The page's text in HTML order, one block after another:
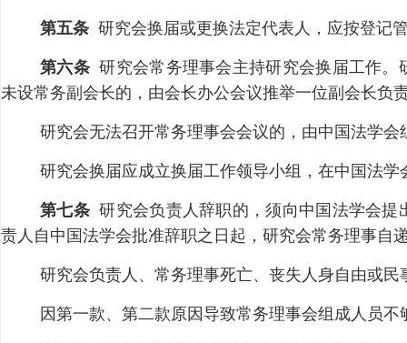
第五条 研究会换届或更换法定代表人，应按登记
第六条研究会常务理事会主持研究会换届工作。
未设常务副会长的，由会长办公会议推举一位副会长负
研究会无法召开常务理事会会议的，由中国法学会
研究会换届应成立换届工作领导小组，在中国法学
第七条研究会负责人辞职的，须向中国法学会提
责人自中国法学会批准辞职之日起，研究会常务理事自
研究会负责人、常务理事死亡、丧失人身自由或
因第一款、第二款原因导致常务理事会组成人员